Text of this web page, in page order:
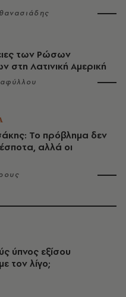
των Ρώσων
στη Λατινική Αμερική
Το πρόβλημα δεν
αλλά οι
ύπνος εξίσου
τον λίγο;